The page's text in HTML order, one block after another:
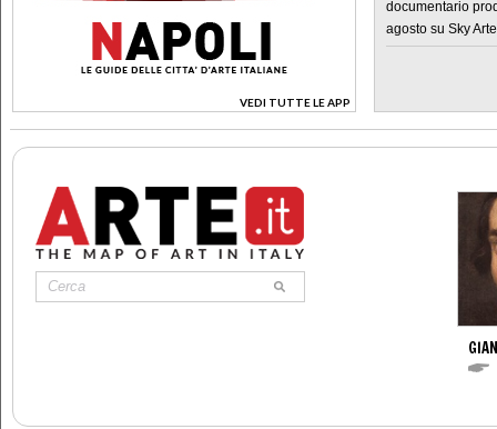
VEDI TUTTE LE APP
>
documentario
agosto su Sky Arte